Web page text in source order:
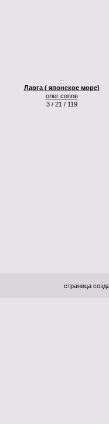
Ларга ( японское море)
олег сопов
3 / 21 / 119
страница